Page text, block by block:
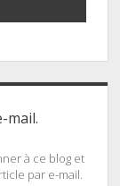
mail.
à ce blog et
par e-mail.